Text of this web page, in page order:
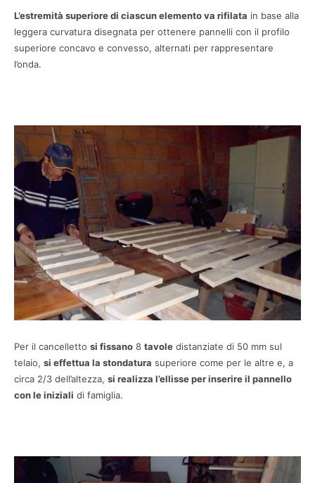
L’estremità superiore di ciascun elemento va rifilata in base alla
leggera curvatura disegnata per ottenere pannelli con il profilo
superiore concavo e convesso, alternati per rappresentare
l’onda.
Per il cancelletto si fissano 8 tavole distanziate di 50 mm sul
telaio, si effettua la stondatura superiore come per le altre e, a
circa 2/3 dell’altezza, si realizza l’ellisse per inserire il pannello
con le iniziali di famiglia.